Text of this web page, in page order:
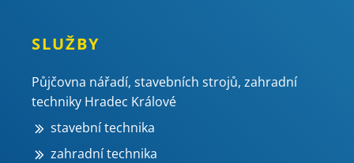
SLUŽBY
Půjčovna nářadí, stavebních strojů, zahradní
techniky Hradec Králové
stavební technika
zahradní technika